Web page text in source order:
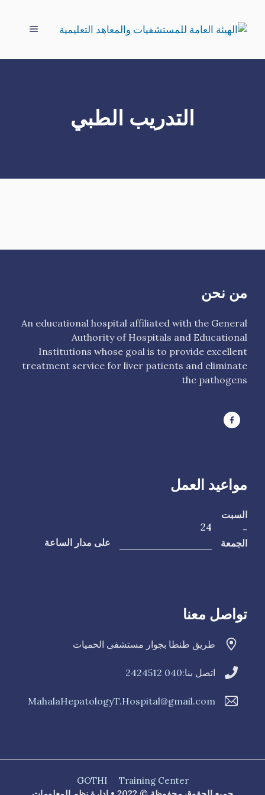
المحتوى
القائمة
التدريب الطبي
من نحن
An educational hospital affiliated with the General
Authority of Hospitals and Educational
Institutions whose goal is to provide excellent
treatment service for liver patients and eliminate
the pathogens
مواعيد العمل
السبت
-
الجمعة
24
على مدار الساعة
تواصل معنا
طريق طنطا بجوار مستشفى الحميات
اتصل بنا:040 2424512
MahalaHepatologyT.Hospital@gmail.com
Training Center
GOTHI